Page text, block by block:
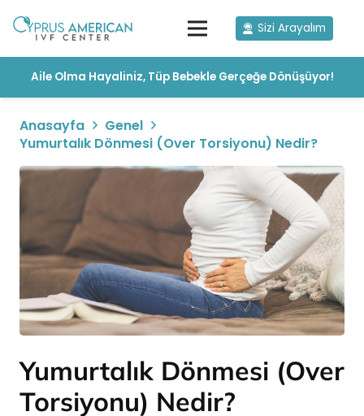
Sizi Arayalım
Aile Olma Hayaliniz, Tüp Bebekle Gerçeğe Dönüşüyor!
Anasayfa
Genel
Yumurtalık Dönmesi (Over Torsiyonu) Nedir?
Yumurtalık Dönmesi (Over
Torsiyonu) Nedir?